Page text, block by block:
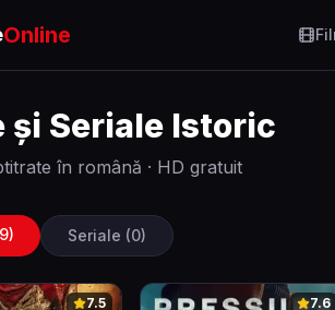
Online
și Seriale Istoric
în română · HD gratuit
) Seriale (0)
7.5 0 7.6